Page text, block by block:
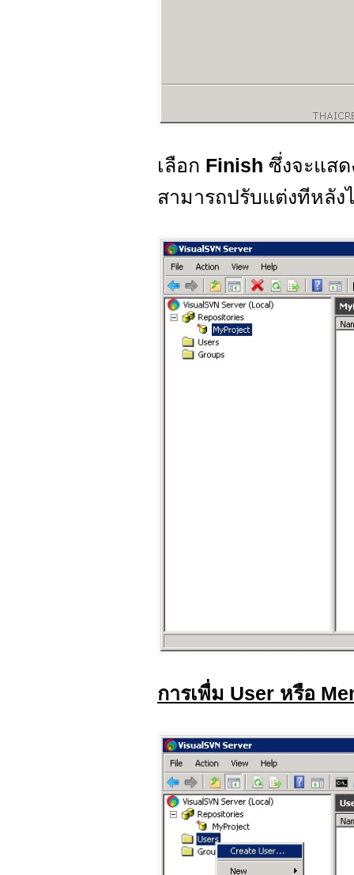
เลือก Finish ซึ่งจะแสด
สามารถปรับแต่งทีหลัง
การเพื่ม User หรือ